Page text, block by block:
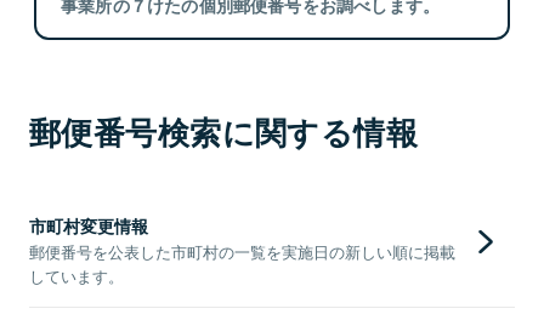
郵便番号検索に関する情報
市町村変更情報
郵便番号を公表した市町村の一覧を実施日の新しい順に掲載
しています。